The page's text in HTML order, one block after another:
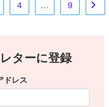
4 … 9
ターに登録
ドレス